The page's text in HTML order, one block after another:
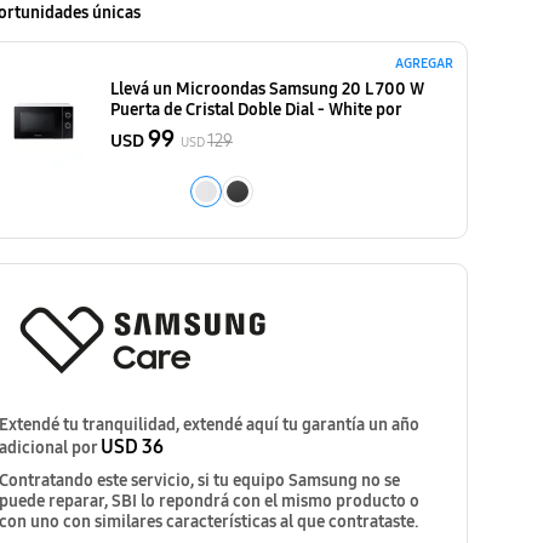
únicas
AGREGAR
Llevá un Microondas Samsung 20 L 700 W
Puerta de Cristal Doble Dial - White por
USD99 USD129
Extendé tu tranquilidad, extendé aquí tu garantía un año
adicional porUSD 36
Contratando este servicio, si tu equipo Samsung no se
puede reparar, SBI lo repondrá con el mismo producto o
con uno con similares características al que contrataste.